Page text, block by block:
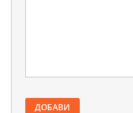
ДОБАВИ